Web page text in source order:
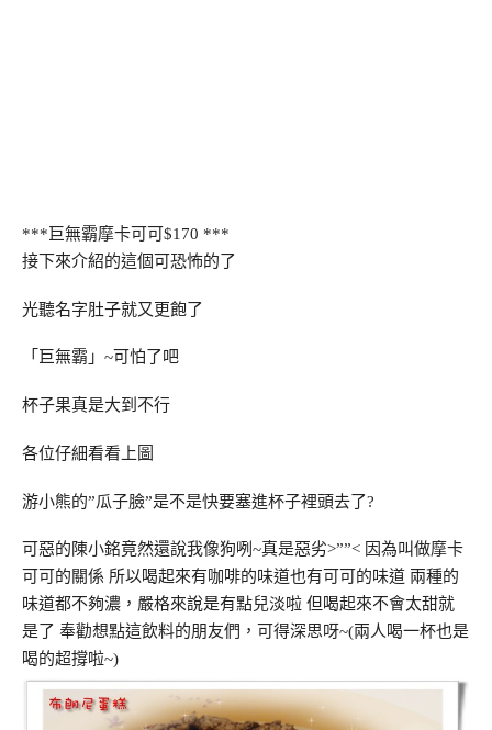
***巨無霸摩卡可可$170 ***
接下來介紹的這個可恐怖的了
光聽名字肚子就又更飽了
「巨無霸」~可怕了吧
杯子果真是大到不行
各位仔細看看上圖
游小熊的”瓜子臉”是不是快要塞進杯子裡頭去了?
可惡的陳小銘竟然還說我像狗咧~真是惡劣>””< 因為叫做摩卡
可可的關係 所以喝起來有咖啡的味道也有可可的味道 兩種的
味道都不夠濃，嚴格來說是有點兒淡啦 但喝起來不會太甜就
是了 奉勸想點這飲料的朋友們，可得深思呀~(兩人喝一杯也是
喝的超撐啦~)